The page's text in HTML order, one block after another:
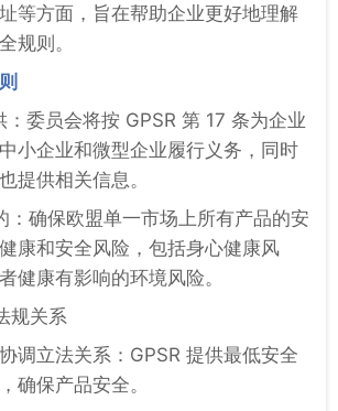
等方面，旨在帮助企业更好地理解
规则。
：委员会将按 GPSR 第 17 条为企业
小企业和微型企业履行义务，同时
提供相关信息。
：确保欧盟单一市场上所有产品的安
康和安全风险，包括身心健康风
健康有影响的环境风险。
规关系
调立法关系：GPSR 提供最低安全
确保产品安全。